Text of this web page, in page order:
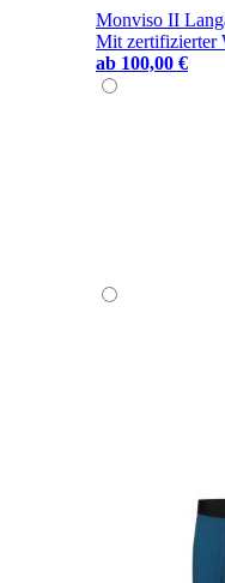
Monviso II
Mit zertifizierter
ab 100,00 €